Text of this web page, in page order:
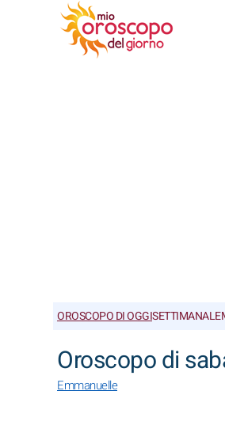
OROSCOPO DI OGGISETTIMANALE
Oroscopo di
Emmanuelle